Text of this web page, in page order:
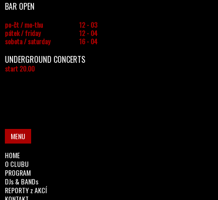
BAR OPEN
po-čt / mo-thu
12 - 03
pátek / friday
12 - 04
sobota / saturday
16 - 04
UNDERGROUND CONCERTS
start 20.00
MENU
HOME
O CLUBU
PROGRAM
DJs & BANDs
REPORTY z AKCÍ